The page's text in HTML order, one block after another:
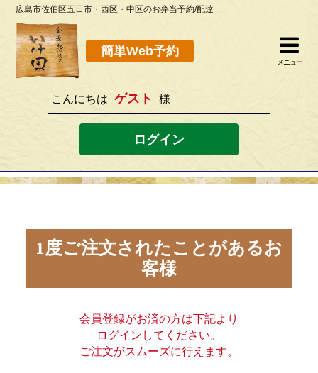
閉じる
082-923-8298
[営業時間]10：30~19：00 [定休日]水曜
このサイトの使い方
プライバシーポリシー
サイトマップ
広島市佐伯区五日市・西区・中区のお弁当予約/配達
簡単Web予約
メニュー
こんにちは ゲスト 様
ログイン
1度ご注文されたことがあるお
客様
会員登録がお済の方は下記より
ログインしてください。
ご注文がスムーズに行えます。